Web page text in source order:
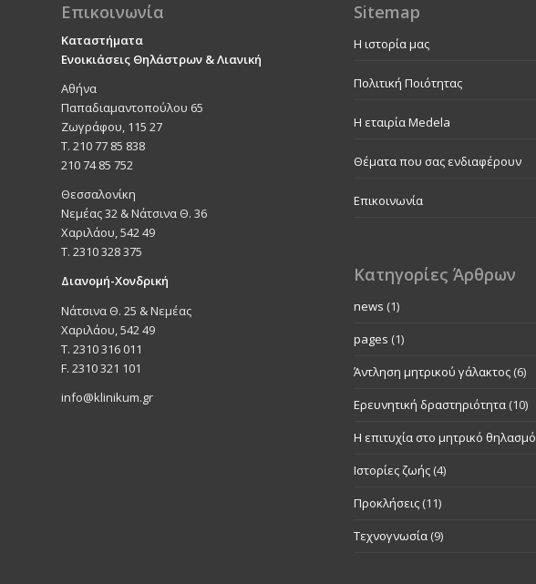
Επικοινωνία
Καταστήματα
Ενοικιάσεις Θηλάστρων & Λιανική
Αθήνα
Παπαδιαμαντοπούλου 65
Ζωγράφου, 115 27
Τ. 210 77 85 838
210 74 85 752
Θεσσαλονίκη
Νεμέας 32 & Νάτσινα Θ. 36
Χαριλάου, 542 49
T. 2310 328 375
Διανομή-Χονδρική
Νάτσινα Θ. 25 & Νεμέας
Χαριλάου, 542 49
T. 2310 316 011
F. 2310 321 101
info@klinikum.gr
Sitemap
Η ιστορία μας
Πολιτική Ποιότητας
Η εταιρία Medela
Θέματα που σας ενδιαφέρουν
Επικοινωνία
Κατηγορίες Άρθρων
news (1)
pages (1)
Άντληση μητρικού γάλακτος(6)
Ερευνητική δραστηριότητα(10)
Η επιτυχία στο μητρικό θηλασμό
Ιστορίες ζωής(4)
Προκλήσεις(11)
Τεχνογνωσία(9)